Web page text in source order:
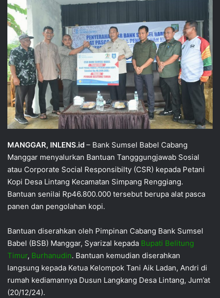
MANGGAR, INLENS.id – Bank Sumsel Babel Cabang
Manggar menyalurkan Bantuan Tangggungjawab Sosial
atau Corporate Social Responsibilty (CSR) kepada Petani
Kopi Desa Lintang Kecamatan Simpang Renggiang.
Bantuan senilai Rp46.800.000 tersebut berupa alat pasca
panen dan pengolahan kopi.
Bantuan diserahkan oleh Pimpinan Cabang Bank Sumsel
Babel (BSB) Manggar, Syarizal kepada Bupati Belitung
Timur, Burhanudin. Bantuan kemudian diserahkan
langsung kepada Ketua Kelompok Tani Aik Ladan, Andri di
rumah kediamannya Dusun Langkang Desa Lintang, Jum’at
(20/12/24).